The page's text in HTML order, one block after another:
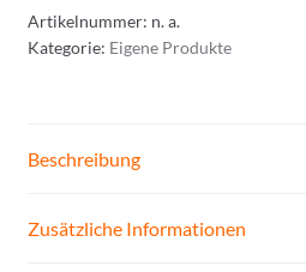
Artikelnummer: n. a.
Kategorie: Eigene Produkte
Beschreibung
Zusätzliche Informationen